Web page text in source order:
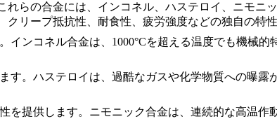
れらの合金には、 インコネル ハステロイ ニモニ
リープ抵抗性、耐食性、疲労強度などの独自の特
インコネル合金は、1000°Cを超える温度でも機械
。ハステロイは、過酷なガスや化学物質への曝露
を提供します。 ニモニック合金は、連続的な高温作